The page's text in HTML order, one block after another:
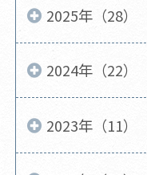
2025年（28）
2024年（22）
2023年（11）